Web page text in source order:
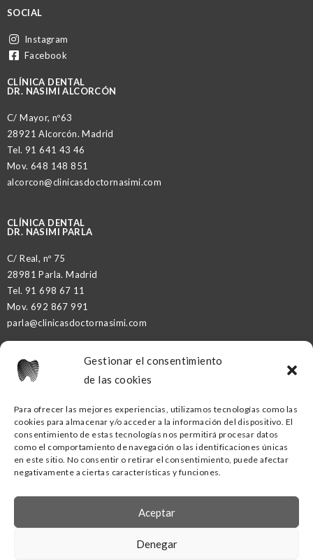
Gestionar el consentimiento
de las cookies
Para ofrecer las mejores experiencias, utilizamos tecnologías como las
cookies para almacenar y/o acceder a la información del dispositivo. El
consentimiento de estas tecnologías nos permitirá procesar datos
como el comportamiento de navegación o las identificaciones únicas
en este sitio. No consentir o retirar el consentimiento, puede afectar
negativamente a ciertas características y funciones.
Aceptar
Denegar
SOCIAL
Instagram
Facebook
CLÍNICA DENTAL
DR. NASIMI ALCORCÓN
C/ Mayor, nº63
28921 Alcorcón. Madrid
Tel. 91 641 43 46
Mov. 648 148 851
alcorcon@clinicasdoctornasimi.com
CLÍNICA DENTAL
DR. NASIMI PARLA
C/ Real, nº 75
28981 Parla. Madrid
Tel. 91 698 67 11
Mov. 692 867 991
parla@clinicasdoctornasimi.com
DR. NASIMI PARTNER
CLÍNICA DENTAL DR. NASIMI GETAFE
C/ Ramón y Cajal, nº16
28902 Getafe. Madrid
getafe@clinicasdoctornasimi.com